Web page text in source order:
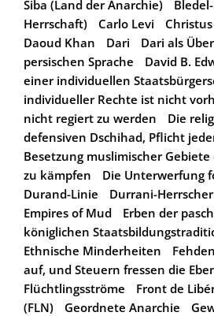
Siba (Land der Anarchie)
Herrschaft)
Carlo Levi
Daoud Khan
Dari
Dari als
persischen Sprache
David B.
einer individuellen
individueller Rechte ist nicht
nicht regiert zu werden
Die
defensiven Dschihad, Pflicht
Besetzung muslimischer
zu kämpfen
Die Unterwerfung
Durand-Linie
Durrani-
Empires of Mud
Erben der
königlichen
Ethnische Minderheiten
auf, und Steuern fressen die
Flüchtlingsströme
Front de
(FLN)
Geordnete Anarchie